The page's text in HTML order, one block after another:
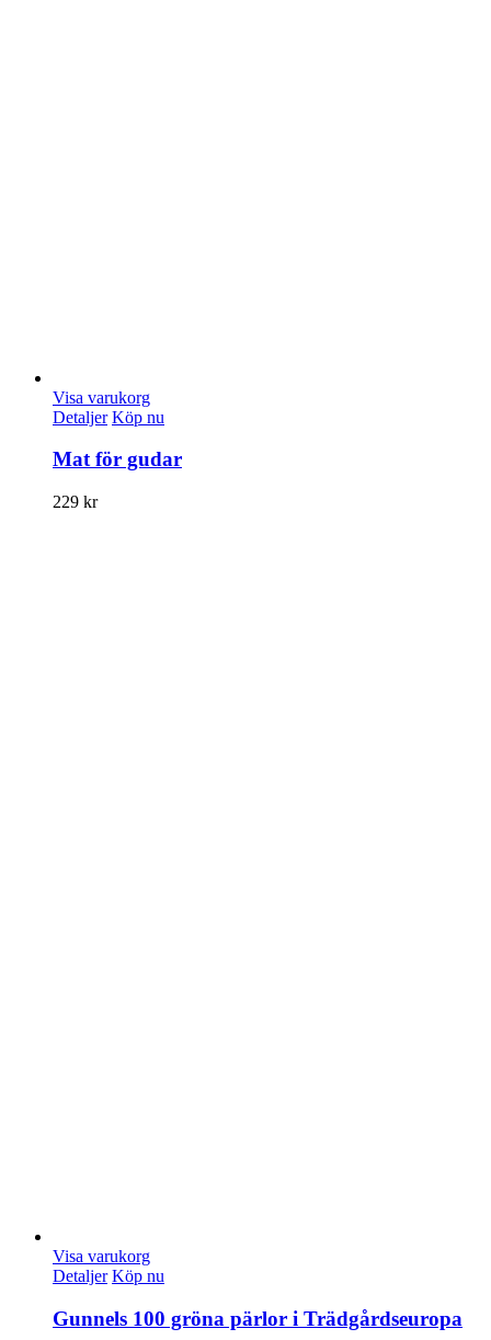
Visa varukorg
Detaljer Köp nu
Mat för gudar
229 kr
Visa varukorg
Detaljer Köp nu
Gunnels 100 gröna pärlor i Trädgårdseuropa